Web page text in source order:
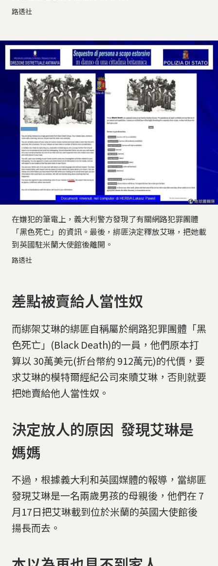
路透社
在嫌犯的筆電上，義大利警方發現了有關網路犯罪團體
「黑色死亡」的資訊。最後，綁匪決定釋放艾琳，把她載
到英國駐米蘭大使館後離開。
路透社
差點被賣給人當性奴
而綁架艾琳的綁匪自稱屬於網路犯罪團體「黑
色死亡」(Black Death)的一員，他們原本打
算以 30萬美元(折台幣約 912萬元)的代價，要
求艾琳的模特爾經紀公司來贖艾琳，否則就要
把她賣給他人當性奴。
決定放人的原因 發現艾琳是
媽媽
不過，根據義大利和英國媒體的報導，當綁匪
發現艾琳是一名兩歲男孩的母親後，他們在 7
月17日把艾琳載到位於米蘭的英國大使館後
揚長而去。